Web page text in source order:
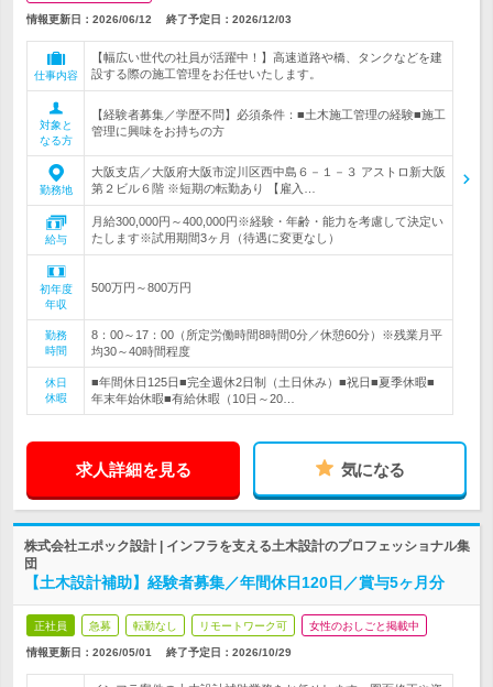
情報更新日：2026/06/12 終了予定日： 2026/12/03
仕事内容
【幅広い世代の社員が活躍中！】高速道路や橋、タンクなどを建
設する際の施工管理をお任せいたします。
対象と
なる方
【経験者募集／学歴不問】必須条件：■土木施工管理の経験■施工
管理に興味をお持ちの方
勤務地
大阪支店／大阪府大阪市淀川区西中島６－１－３ アストロ新大阪
第２ビル６階 ※短期の転勤あり 【雇入…
給与
月給300,000円～400,000円※経験・年齢・能力を考慮して決定い
たします※試用期間3ヶ月（待遇に変更なし）
初年度
年収
500万円～800万円
勤務
時間
8：00～17：00（所定労働時間8時間0分／休憩60分）※残業月平
均30～40時間程度
休日
休暇
■年間休日125日■完全週休2日制（土日休み）■祝日■夏季休暇■
年末年始休暇■有給休暇（10日～20…
求人詳細を見る 気になる
株式会社エポック設計 | インフラを支える土木設計のプロフェッショナル集
団
【土木設計補助】経験者募集／年間休日120日／賞与5ヶ月分
正社員 急募 転勤なし リモートワーク可 女性のおしごと掲載中
情報更新日：2026/05/01 終了予定日： 2026/10/29